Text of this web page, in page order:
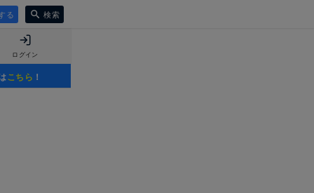
る 検索
ログイン
こちら ！